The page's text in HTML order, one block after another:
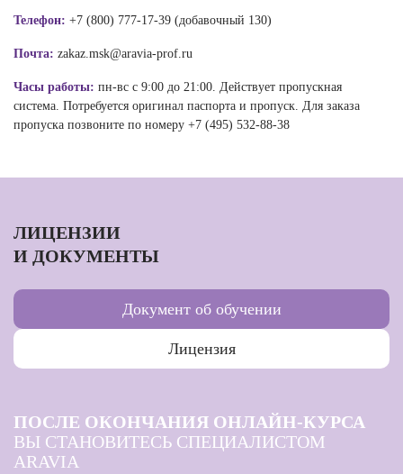
Телефон: +7 (800) 777-17-39 (добавочный 130)
Почта: zakaz.msk@aravia-prof.ru
Часы работы: пн-вс с 9:00 до 21:00. Действует пропускная
система. Потребуется оригинал паспорта и пропуск. Для заказа
пропуска позвоните по номеру +7 (495) 532-88-38
ЛИЦЕНЗИИ
И ДОКУМЕНТЫ
Документ об обучении
Лицензия
ПОСЛЕ ОКОНЧАНИЯ ОНЛАЙН-КУРСА
ВЫ СТАНОВИТЕСЬ СПЕЦИАЛИСТОМ
ARAVIA